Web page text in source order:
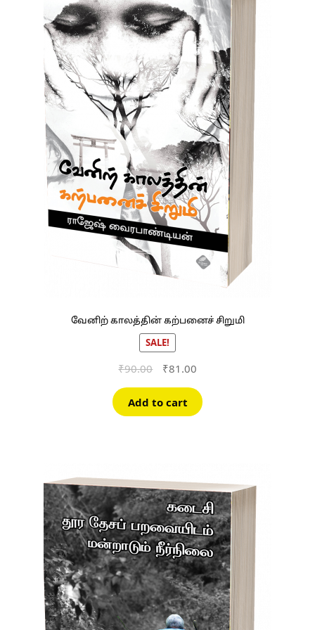
வேனிற் காலத்தின் கற்பனைச் சிறுமி
SALE!
₹90.00
Original
was:
₹90.00.
₹81.00Current
is:
₹81.00.
Add to cart